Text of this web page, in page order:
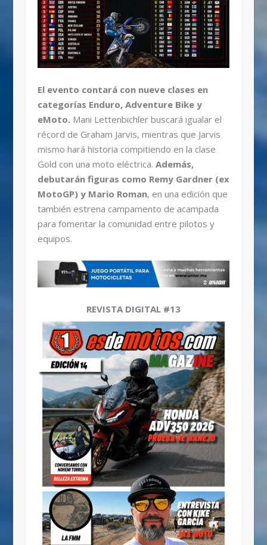
El evento contará con nueve clases en
categorías Enduro, Adventure Bike y
eMoto. Mani Lettenbichler buscará igualar el
récord de Graham Jarvis, mientras que Jarvis
mismo hará historia compitiendo en la clase
Gold con una moto eléctrica. Además,
debutarán figuras como Remy Gardner (ex
MotoGP) y Mario Roman, en una edición que
también estrena campamento de acampada
para fomentar la comunidad entre pilotos y
equipos.
REVISTA DIGITAL #13